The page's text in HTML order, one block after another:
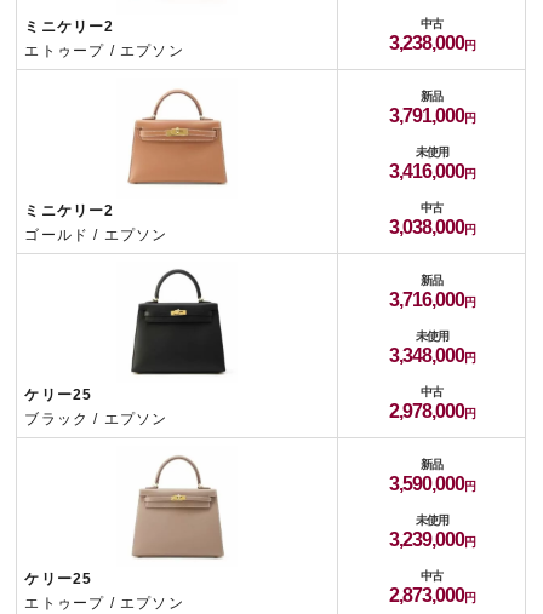
ミニケリー2
エトゥープ / エプソン
中古
3,238,000
ミニケリー2
ゴールド / エプソン
新品
3,791,000
未使用
3,416,000
中古
3,038,000
ケリー25
ブラック / エプソン
新品
3,716,000
未使用
3,348,000
中古
2,978,000
ケリー25
エトゥープ / エプソン
新品
3,590,000
未使用
3,239,000
中古
2,873,000